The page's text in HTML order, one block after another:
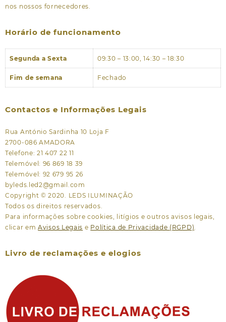
nos nossos fornecedores.
Horário de funcionamento
Segunda a Sexta 09:30 – 13:00, 14:30 – 18:30
Fim de semana Fechado
Contactos e Informações Legais
Rua António Sardinha 10 Loja F
2700-086 AMADORA
Telefone: 21 407 22 11
Telemóvel: 96 869 18 39
Telemóvel: 92 679 95 26
byleds.led2@gmail.com
Copyright © 2020. LEDS ILUMINAÇÃO
Todos os direitos reservados.
Para informações sobre cookies, litígios e outros avisos legais,
clicar em Avisos Legais e Política de Privacidade (RGPD)
Livro de reclamações e elogios